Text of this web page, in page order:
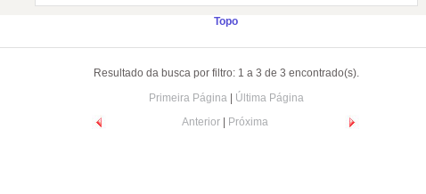
Topo
Resultado da busca por filtro: 1 a 3 de 3 encontrado(s).
Primeira Página|
Última Página
Anterior
Próxima